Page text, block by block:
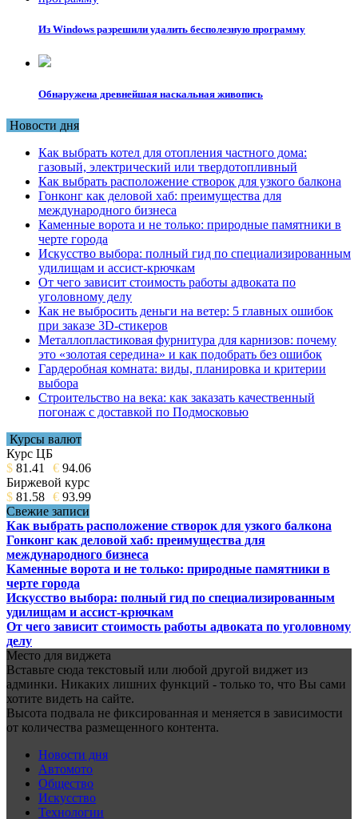
Из Windows разрешили удалить бесполезную программу
Обнаружена древнейшая наскальная живопись
Новости дня
Как выбрать котел для отопления частного дома:
газовый, электрический или твердотопливный
Как выбрать расположение створок для узкого балкона
Гонконг как деловой хаб: преимущества для
международного бизнеса
Каменные ворота и не только: природные памятники в
черте города
Искусство выбора: полный гид по специализированным
удилищам и ассист-крючкам
От чего зависит стоимость работы адвоката по
уголовному делу
Как не выбросить деньги на ветер: 5 главных ошибок
при заказе 3D-стикеров
Металлопластиковая фурнитура для карнизов: почему
это «золотая середина» и как подобрать без ошибок
Гардеробная комната: виды, планировка и критерии
выбора
Строительство на века: как заказать качественный
погонаж с доставкой по Подмосковью
Курсы валют
Курс ЦБ
$ 81.41 € 94.06
Биржевой курс
$ 81.58 € 93.99
Свежие записи
Как выбрать расположение створок для узкого балкона
Гонконг как деловой хаб: преимущества для
международного бизнеса
Каменные ворота и не только: природные памятники в
черте города
Искусство выбора: полный гид по специализированным
удилищам и ассист-крючкам
От чего зависит стоимость работы адвоката по уголовному
делу
Место для виджета
Вставьте сюда текстовый или любой другой виджет из
админки. Никаких лишних функций - только то, что Вы сами
хотите видеть на сайте.
Высота подвала не фиксированная и меняется в зависимости
от количества размещенного контента.
Новости дня
Автомото
Общество
Искусство
Технологии